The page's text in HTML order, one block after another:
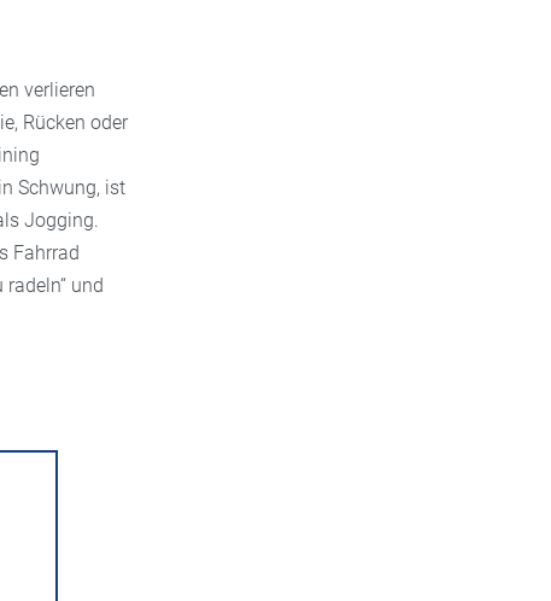
verlieren
Rücken oder
Schwung, ist
Jogging.
Fahrrad
und